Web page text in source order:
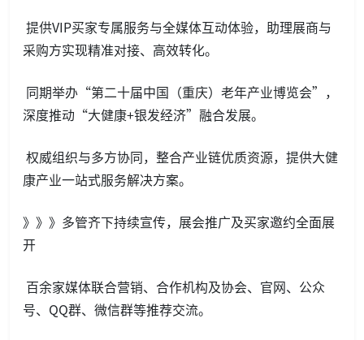
提供VIP买家专属服务与全媒体互动体验，助理展商与
采购方实现精准对接、高效转化。
同期举办“第二十届中国（重庆）老年产业博览会”，
深度推动“大健康+银发经济”融合发展。
权威组织与多方协同，整合产业链优质资源，提供大健
康产业一站式服务解决方案。
》》》多管齐下持续宣传，展会推广及买家邀约全面展
开
百余家媒体联合营销、合作机构及协会、官网、公众
号、QQ群、微信群等推荐交流。